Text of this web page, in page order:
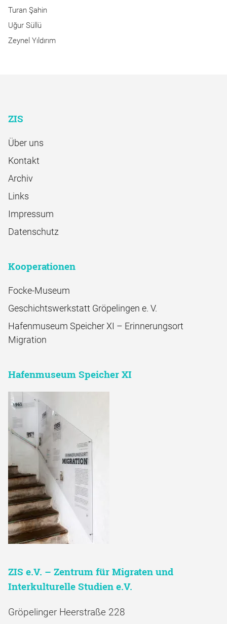
Turan Şahin
Uğur Süllü
Zeynel Yıldırım
ZIS
Über uns
Kontakt
Archiv
Links
Impressum
Datenschutz
Kooperationen
Focke-Museum
Geschichtswerkstatt Gröpelingen e. V.
Hafenmuseum Speicher XI – Erinnerungsort
Migration
Hafenmuseum Speicher XI
ZIS e.V. – Zentrum für Migraten und
Interkulturelle Studien e.V.
Gröpelinger Heerstraße 228